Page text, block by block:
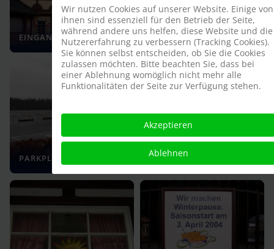
EINGANGSBEREICH EINGANGSBEREICH
PARKPLATZ
KARUSSELL
Wir nutzen Cookies auf unserer Website. Einige von
ihnen sind essenziell für den Betrieb der Seite,
während andere uns helfen, diese Website und die
Nutzererfahrung zu verbessern (Tracking Cookies).
Sie können selbst entscheiden, ob Sie die Cookies
zulassen möchten. Bitte beachten Sie, dass bei
einer Ablehnung womöglich nicht mehr alle
Funktionalitäten der Seite zur Verfügung stehen.
Akzeptieren
Ablehnen